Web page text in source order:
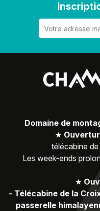
Domaine de
★
télécabine
Les week-ends
★
- Télécabine de la
passerelle